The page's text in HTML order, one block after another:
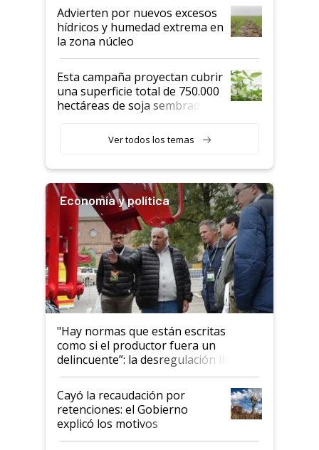
Advierten por nuevos excesos
hídricos y humedad extrema en
la zona núcleo
Esta campaña proyectan cubrir
una superficie total de 750.000
hectáreas de soja sembradas
variedades que marcan un
salto tecnológico en genética y
Ver todos los temas
Economía y política
"Hay normas que están escritas
como si el productor fuera un
delincuente”: la desregulación llegó
al Congreso Aapresid y hasta se
habló del financiamiento al IPCVA
Cayó la recaudación por
retenciones: el Gobierno
explicó los motivos